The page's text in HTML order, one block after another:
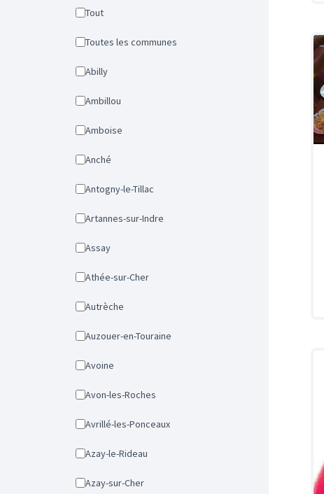
Tout
Toutes les communes
Abilly
Ambillou
Amboise
Anché
Antogny-le-Tillac
Artannes-sur-Indre
Assay
Athée-sur-Cher
Autrèche
Auzouer-en-Touraine
Avoine
Avon-les-Roches
Avrillé-les-Ponceaux
Azay-le-Rideau
Azay-sur-Cher